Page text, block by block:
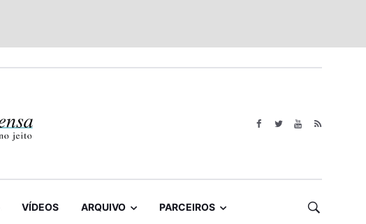
VÍDEOS ARQUIVO PARCEIROS